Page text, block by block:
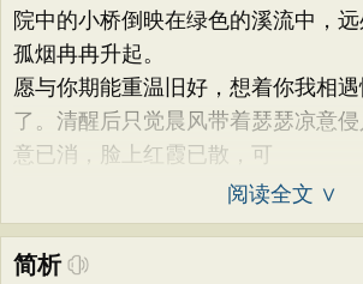
院中的小桥倒映在绿色的溪流中，
孤烟冉冉升起。
愿与你期能重温旧好，想着你我相
了。清醒后只觉晨风带着瑟瑟凉意
意已消，脸上红霞已散，可
阅读全文 ∨
简析